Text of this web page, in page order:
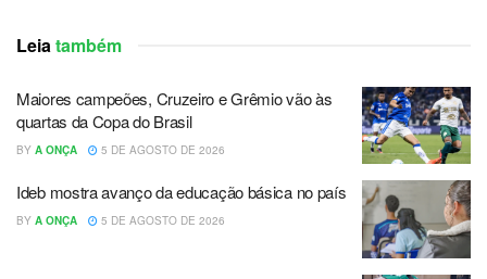
Leia também
Maiores campeões, Cruzeiro e Grêmio vão às
quartas da Copa do Brasil
BY A ONÇA 5 DE AGOSTO DE 2026
Ideb mostra avanço da educação básica no país
BY A ONÇA 5 DE AGOSTO DE 2026